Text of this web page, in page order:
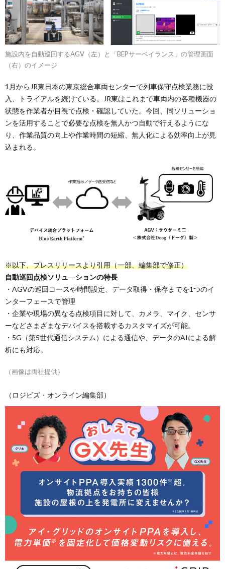
施設内を自動巡回するAGV（左）と「BEPサーベイランス」の管理画面
（右）のイメージ
1月からJR東日本の東京総合車両センターで列車保守点検業務に投
入、トライアルを続けている。JR東はこれまで車両内の各種機器の
状態を作業者が目視で点検・確認していた。今回、同ソリューショ
ンを活用することで必要な点検を無人かつ自動で行えるようにな
り、作業品質の向上や作業時間の短縮、無人化による効率向上が見
込まれる。
※以下、プレスリリースより引用（一部、編集部で修正）
自動巡回点検ソリュ―ションの特長
・AGVの巡回コースや時間設定、データ取得・保存までを1つのイ
ンターフェースで管理
・企業や現場の異なる点検項目に対して、カメラ、マイク、センサ
ーなどさまざまなデバイスを搭載するカスタマイズが可能。
・5G（第5世代通信システム）による通信や、データのAIによる解
析にも対応。
（画像は両社提供）
（ロジビズ・オンライン編集部）